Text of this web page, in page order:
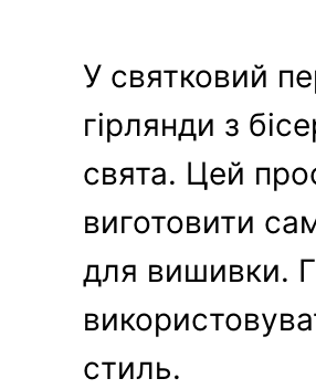
У святковий
гірлянди з
свята. Цей
виготовити
для вишивки.
стиль.